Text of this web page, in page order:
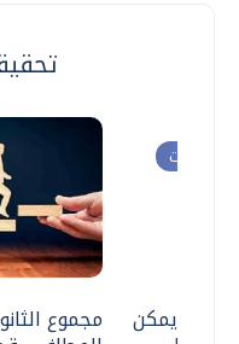
مجموع
وحوارات
.. هل يمكن